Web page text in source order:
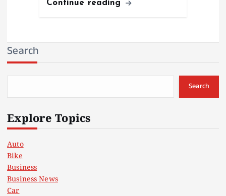
Continue reading
Search
Search
Explore Topics
Auto
Bike
Business
Business News
Car